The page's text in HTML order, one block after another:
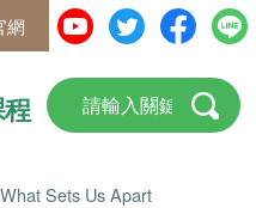
網
Sets Us Apart